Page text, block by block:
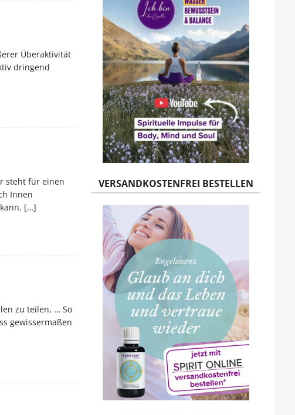
Überaktivität
dringend
steht für einen
Innen
[…]
zu teilen, … So
gewissermaßen
VERSANDKOSTENFREI BESTELLEN